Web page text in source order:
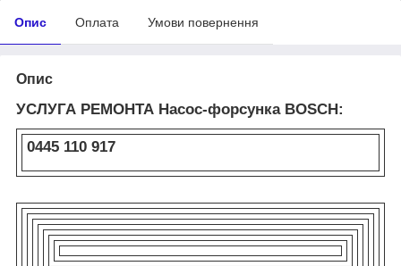
Опис Оплата Умови повернення
Опис
УСЛУГА РЕМОНТА Насос-форсунка BOSCH:
0445 110 917